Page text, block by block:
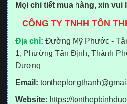
Mọi chi tiết mua hàng, xin vui
CÔNG TY TNHH TÔN
Địa chỉ: Đường Mỹ Phước -
1, Phường Tân Định, Thành
Dương
Email:
Website: https://